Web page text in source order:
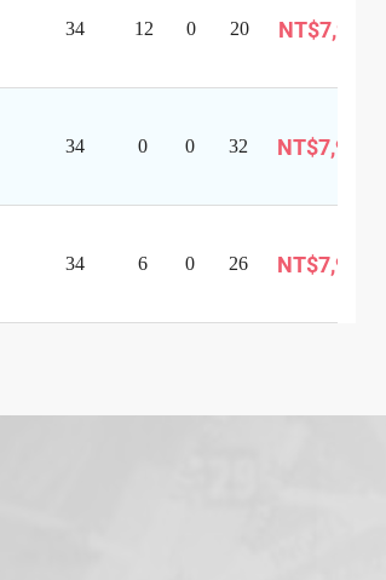
34 12 0 20 NT$7,999
34 0 0 32 NT$7,999
34 6 0 26 NT$7,999